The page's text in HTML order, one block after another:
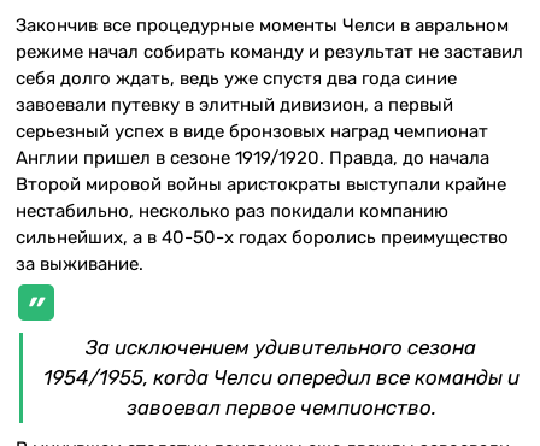
Закончив все процедурные моменты Челси в авральном
режиме начал собирать команду и результат не заставил
себя долго ждать, ведь уже спустя два года синие
завоевали путевку в элитный дивизион, а первый
серьезный успех в виде бронзовых наград чемпионат
Англии пришел в сезоне 1919/1920. Правда, до начала
Второй мировой войны аристократы выступали крайне
нестабильно, несколько раз покидали компанию
сильнейших, а в 40-50-х годах боролись преимущество
за выживание.
За исключением удивительного сезона
1954/1955, когда Челси опередил все команды и
завоевал первое чемпионство.